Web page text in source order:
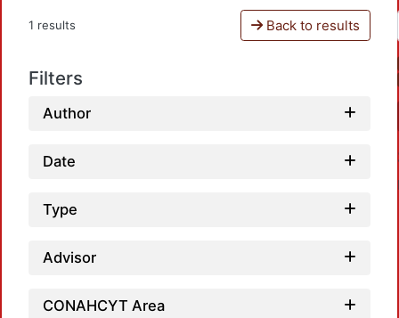
1 results Back to results
Filters
Author
Date
Type
Advisor
CONAHCYT Area